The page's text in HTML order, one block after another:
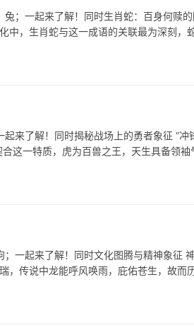
；一起来了解！同时生肖蛇：百身何赎
中，生肖蛇与这一成语的关联最为深刻，
来了解！同时揭秘战场上的勇者象征 “冲
这一特质，虎为百兽之王，天生具备领袖
一起来了解！同时文化图腾与精神象征
，传说中龙能呼风唤雨，庇佑苍生，故而